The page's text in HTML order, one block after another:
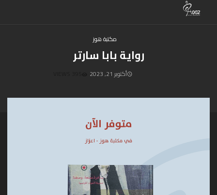
مكتبة هوز
رواية بابا سارتر
أكتوبر 21, 2023